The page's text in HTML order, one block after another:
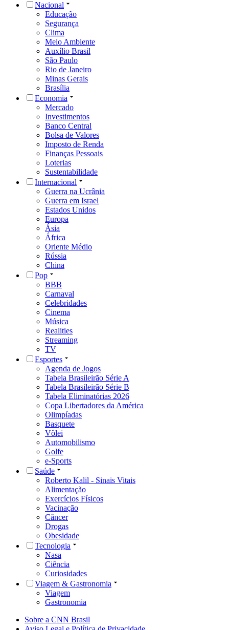
Nacional
Educação
Segurança
Clima
Meio Ambiente
Auxílio Brasil
São Paulo
Rio de Janeiro
Minas Gerais
Brasília
Economia
Mercado
Investimentos
Banco Central
Bolsa de Valores
Imposto de Renda
Finanças Pessoais
Loterias
Sustentabilidade
Internacional
Guerra na Ucrânia
Guerra em Israel
Estados Unidos
Europa
Ásia
África
Oriente Médio
Rússia
China
Pop
BBB
Carnaval
Celebridades
Cinema
Música
Realities
Streaming
TV
Esportes
Agenda de Jogos
Tabela Brasileirão Série A
Tabela Brasileirão Série B
Tabela Eliminatórias 2026
Copa Libertadores da América
Olimpíadas
Basquete
Vôlei
Automobilismo
Golfe
e-Sports
Saúde
Roberto Kalil - Sinais Vitais
Alimentação
Exercícios Físicos
Vacinação
Câncer
Drogas
Obesidade
Tecnologia
Nasa
Ciência
Curiosidades
Viagem & Gastronomia
Viagem
Gastronomia
Sobre a CNN Brasil